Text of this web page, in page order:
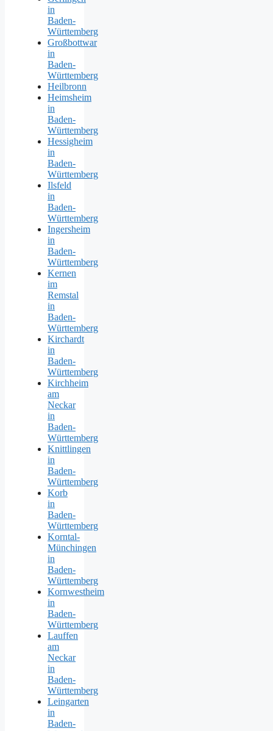
in
Baden-
Württemberg
Großbottwar
in
Baden-
Württemberg
Heilbronn
Heimsheim
in
Baden-
Württemberg
Hessigheim
in
Baden-
Württemberg
Ilsfeld
in
Baden-
Württemberg
Ingersheim
in
Baden-
Württemberg
Kernen
im
Remstal
in
Baden-
Württemberg
Kirchardt
in
Baden-
Württemberg
Kirchheim
am
Neckar
in
Baden-
Württemberg
Knittlingen
in
Baden-
Württemberg
Korb
in
Baden-
Württemberg
Korntal-
Münchingen
in
Baden-
Württemberg
Kornwestheim
in
Baden-
Württemberg
Lauffen
am
Neckar
in
Baden-
Württemberg
Leingarten
in
Baden-